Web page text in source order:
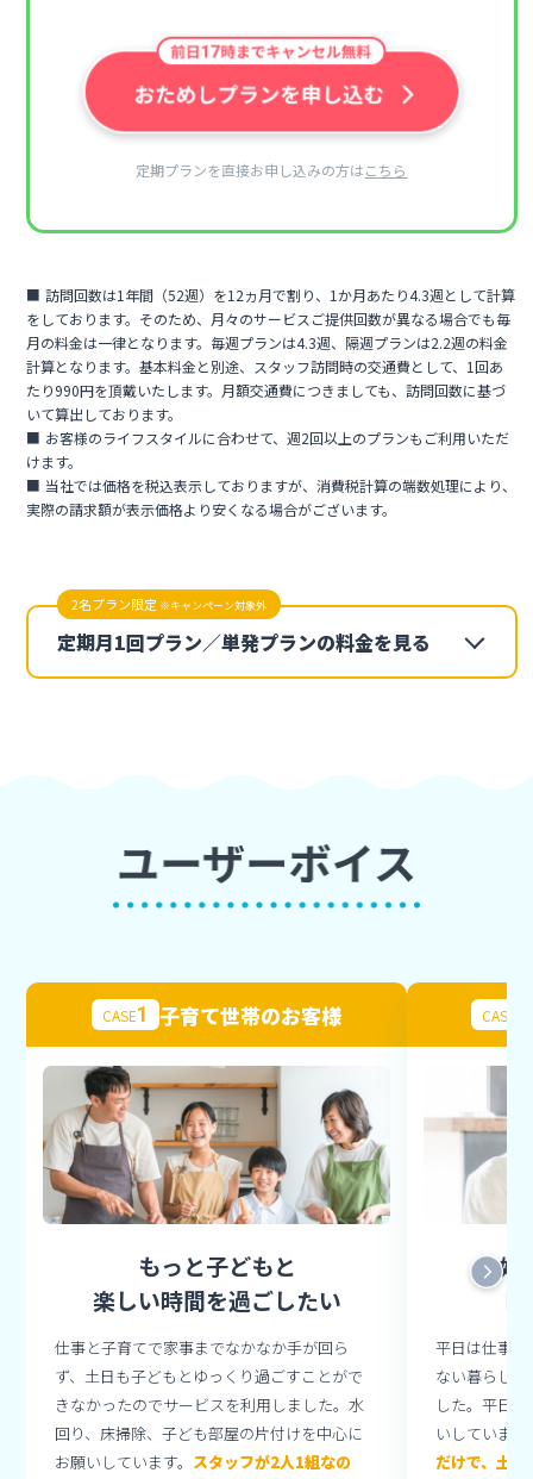
定期プランを直接お申し込みの方はこちら
訪問回数は1年間（52週）を12ヵ月で割り、1か月あたり4.3週として計算
をしております。そのため、月々のサービスご提供回数が異なる場合でも毎
月の料金は一律となります。毎週プランは4.3週、隔週プランは2.2週の料金
計算となります。基本料金と別途、スタッフ訪問時の交通費として、1回あ
たり990円を頂戴いたします。月額交通費につきましても、訪問回数に基づ
いて算出しております。
お客様のライフスタイルに合わせて、週2回以上のプランもご利用いただ
けます。
当社では価格を税込表示しておりますが、消費税計算の端数処理により、
実際の請求額が表示価格より安くなる場合がございます。
2名プラン限定 ※キャンペーン対象外
定期月1回プラン／単発プランの料金を見る
CASE1 子育て世帯のお客様
もっと子どもと
楽しい時間を過ごしたい
仕事と子育てで家事までなかなか手が回ら
ず、土日も子どもとゆっくり過ごすことがで
きなかったのでサービスを利用しました。水
回り、床掃除、子ども部屋の片付けを中心に
お願いしています。 スタッフが2人1組なの
CASE
夫婦
平日は仕事
ない暮らし
した。平日
いしています
だけで、土